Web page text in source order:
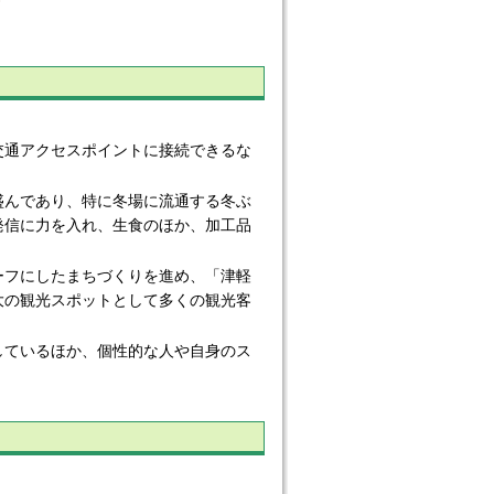
アクセスポイントに接続できるな
であり、特に冬場に流通する冬ぶ
に力を入れ、生食のほか、加工品
にしたまちづくりを進め、「津軽
観光スポットとして多くの観光客
いるほか、個性的な人や自身のス